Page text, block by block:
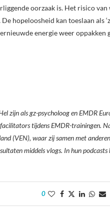
oorzaak is. Het risico
hopeloosheid kan toeslaan als
energie weer
zijn als gz-psycholoog en EMDR
tijdens EMDR-trainingen.
(VEN), waar zij samen met
middels vlogs. In hun podcasts
0